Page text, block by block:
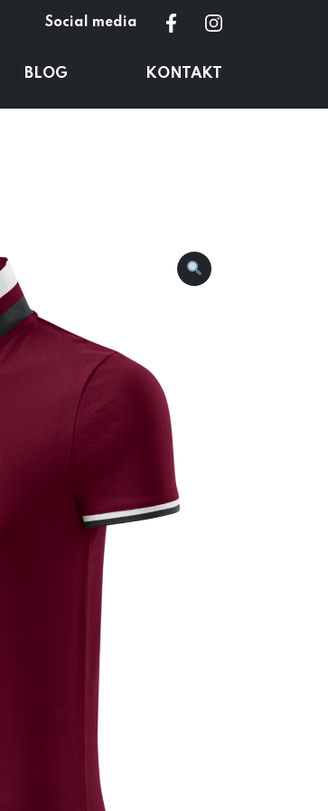
Social media
BLOG KONTAKT